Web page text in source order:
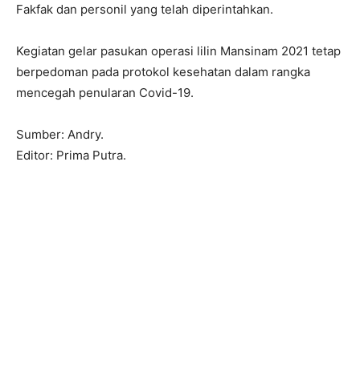
Fakfak dan personil yang telah diperintahkan.
Kegiatan gelar pasukan operasi lilin Mansinam 2021 tetap
berpedoman pada protokol kesehatan dalam rangka
mencegah penularan Covid-19.
Sumber: Andry.
Editor: Prima Putra.